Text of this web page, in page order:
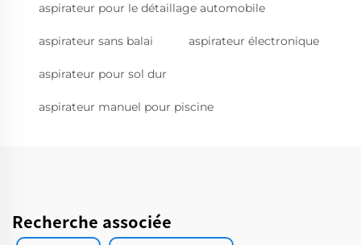
aspirateur pour le détaillage automobile
aspirateur sans balai aspirateur électronique
aspirateur pour sol dur
aspirateur manuel pour piscine
Recherche associée